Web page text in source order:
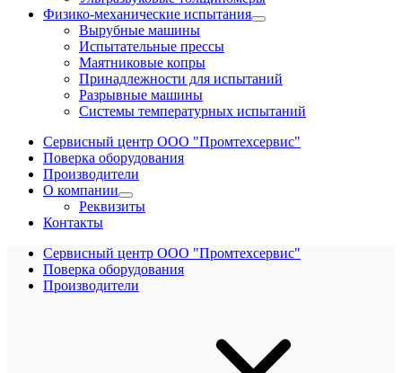
Физико-механические испытания
Вырубные машины
Испытательные прессы
Маятниковые копры
Принадлежности для испытаний
Разрывные машины
Системы температурных испытаний
Сервисный центр ООО "Промтехсервис"
Поверка оборудования
Производители
О компании
Реквизиты
Контакты
Сервисный центр ООО "Промтехсервис"
Поверка оборудования
Производители